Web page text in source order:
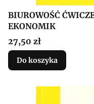
BIUROWOŚĆ
EKONOMIK
Cena
27,50 zł
Do koszyka